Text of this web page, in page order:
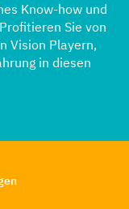
Know-how und
Sie von
Vision Playern,
in diesen